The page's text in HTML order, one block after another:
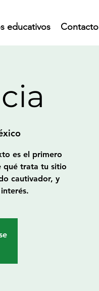
educativos Contacto
es el primero
qué trata tu sitio
cautivador, y